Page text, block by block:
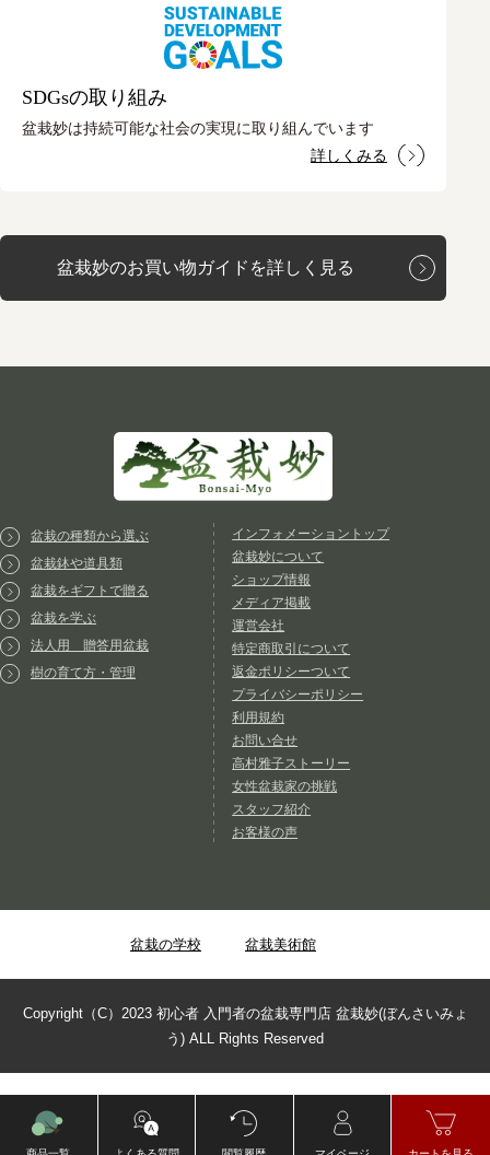
SDGsの取り組み
盆栽妙は持続可能な社会の実現に取り組んでいます
詳しくみる
盆栽妙のお買い物ガイドを詳しく見る
盆栽の種類から選ぶ
盆栽鉢や道具類
盆栽をギフトで贈る
盆栽を学ぶ
法人用 贈答用盆栽
樹の育て方・管理
インフォメーショントップ
盆栽妙について
ショップ情報
メディア掲載
運営会社
特定商取引について
返金ポリシーついて
プライバシーポリシー
利用規約
お問い合せ
高村雅子ストーリー
女性盆栽家の挑戦
スタッフ紹介
お客様の声
盆栽の学校 盆栽美術館
Copyright（C）2023 初心者 入門者の盆栽専門店 盆栽妙(ぼんさいみょ
う) ALL Rights Reserved